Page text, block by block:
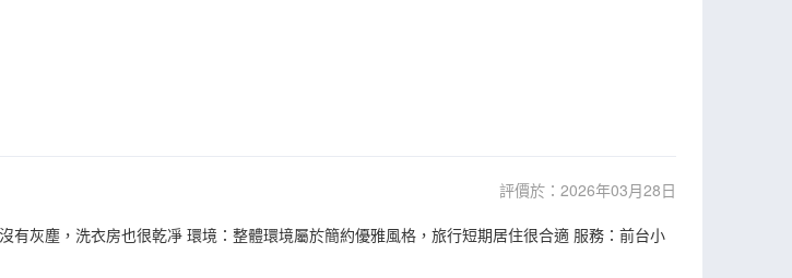
評價於：2026年03月28日
有灰塵，洗衣房也很乾凈 環境：整體環境屬於簡約優雅風格，旅行短期居住很合適 服務：前台小